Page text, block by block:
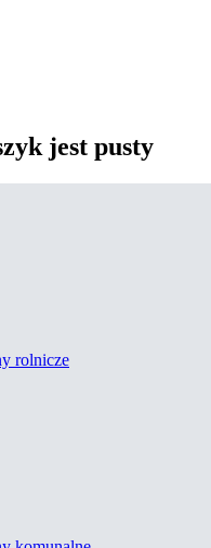
jest pusty
rolnicze